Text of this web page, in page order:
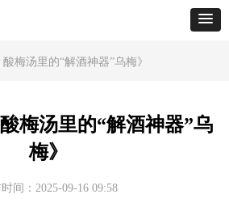
酸梅汤里的“解酒神器”乌梅》
梅汤里的“解酒神器”乌
梅》
间： 2025-09-16 09:58